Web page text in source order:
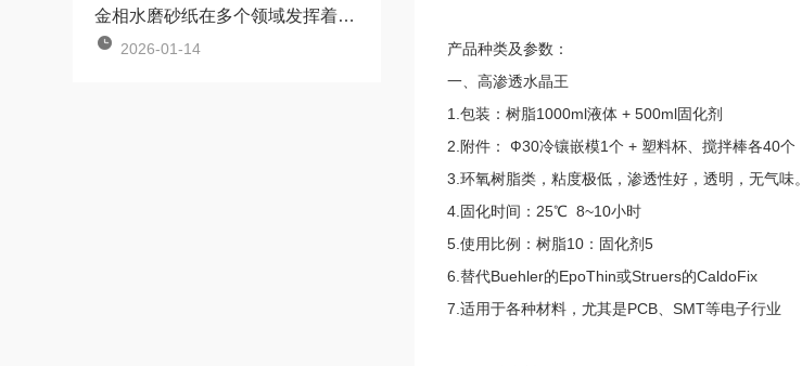
金相水磨砂纸在多个领域发挥着关键作用
2026-01-14
产品种类及参数：
一、高渗透水晶王
1.包装：树脂1000ml液体 + 500ml固化剂
2.附件： Ф30冷镶嵌模1个 + 塑料杯、搅拌棒各40个
3.环氧树脂类，粘度极低，渗透性好，透明，无气味。
4.固化时间：25℃ 8~10小时
5.使用比例：树脂10：固化剂5
6.替代Buehler的EpoThin或Struers的CaldoFix
7.适用于各种材料，尤其是PCB、SMT等电子行业